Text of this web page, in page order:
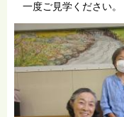
一度ご見学ください。